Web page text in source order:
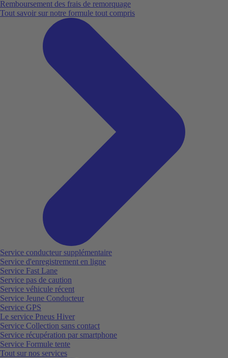
Remboursement des frais de remorquage
Tout savoir sur notre formule tout compris
Service conducteur supplémentaire
Service d'enregistrement en ligne
Service Fast Lane
Service pas de caution
Service véhicule récent
Service Jeune Conducteur
Service GPS
Le service Pneus Hiver
Service Collection sans contact
Service récupération par smartphone
Service Formule tente
Tout sur nos services